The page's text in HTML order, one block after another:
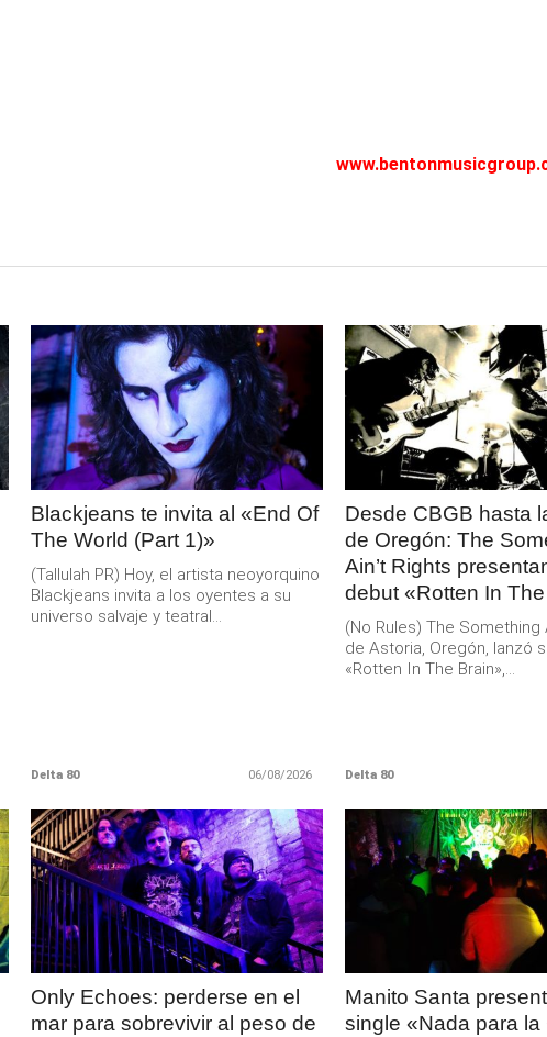
LEER
MAS
Blackjeans te invita al «End Of
The World (Part 1)»
(Tallulah PR) Hoy, el artista neoyorquino
Blackjeans invita a los oyentes a su
universo salvaje y teatral...
Delta 80 06/08/2026
LEER
MAS
Desde CBGB hasta
de Oregón: The
Ain’t Rights
debut «Rotten In
(No Rules) The Something
de Astoria, Oregón, lanzó
«Rotten In The Brain»,...
Delta 80
LEER
MAS
Only Echoes: perderse en el
mar para sobrevivir al peso de
LEER
MAS
Manito Santa
single «Nada para la